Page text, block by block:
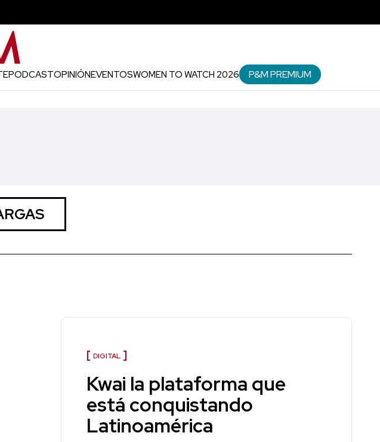
PODCASTOPINIÓNEVENTOSWOMEN TO WATCH 2026 P&M PREMIUM
DIGITAL
Kwai la plataforma que
está conquistando
Latinoamérica